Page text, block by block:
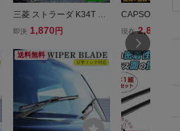
三菱 ストラーダ K34T 撥
水 デザイン エアロ ワイ
450mm×425mm
即決 1,870 円
送料無料
CAPSOL 三菱
K34T グラファ
ーワイパーブ
チクリップ U
本 セット
18時まで即日
現在 2,850